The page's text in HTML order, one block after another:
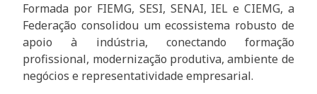
Formada por FIEMG, SESI, SENAI, IEL e CIEMG, a
Federação consolidou um ecossistema robusto de
apoio à indústria, conectando formação
profissional, modernização produtiva, ambiente de
negócios e representatividade empresarial.